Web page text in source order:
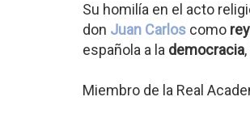
Su homilía en el acto
don Juan Carlos como
española a la democracia
Miembro de la Real